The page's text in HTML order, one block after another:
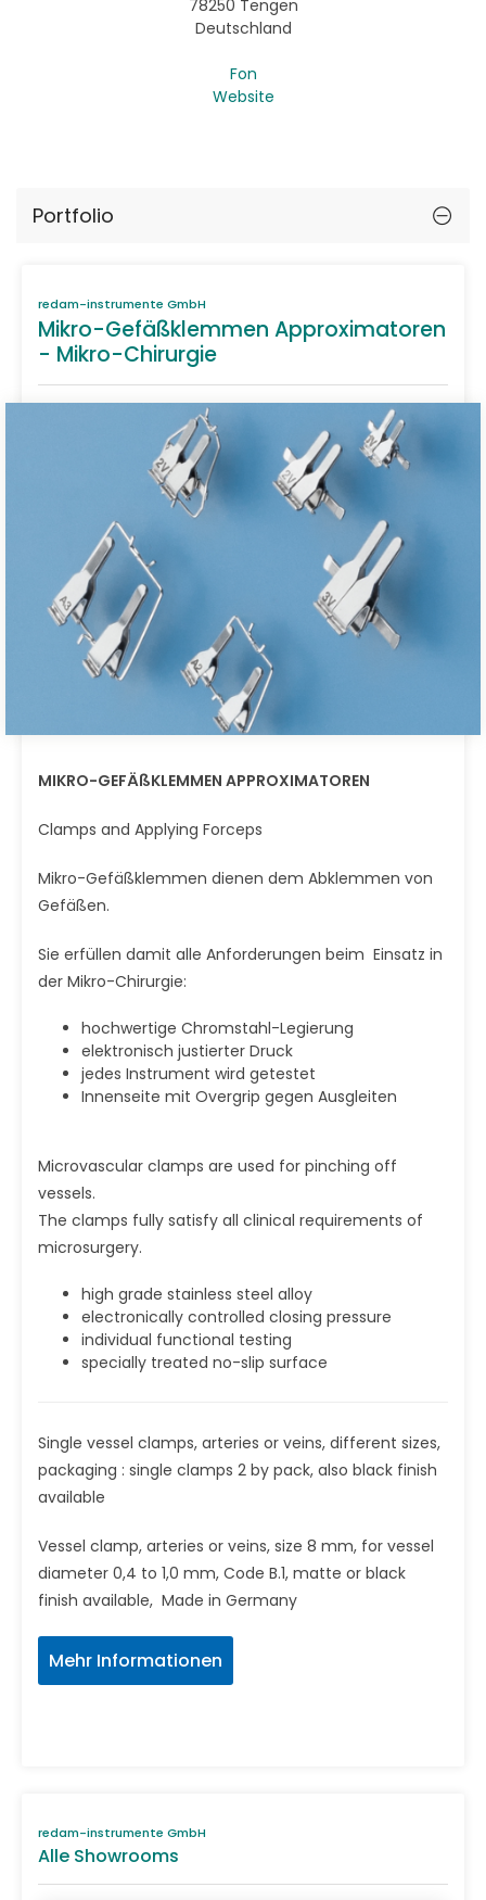
78250 Tengen
Deutschland
Fon
Website
Portfolio
redam-instrumente GmbH
Mikro-Gefäßklemmen Approximatoren
- Mikro-Chirurgie
MIKRO-GEFÄßKLEMMEN APPROXIMATOREN
Clamps and Applying Forceps
Mikro-Gefäßklemmen dienen dem Abklemmen von
Gefäßen.
Sie erfüllen damit alle Anforderungen beim Einsatz in
der Mikro-Chirurgie:
hochwertige Chromstahl-Legierung
elektronisch justierter Druck
jedes Instrument wird getestet
Innenseite mit Overgrip gegen Ausgleiten
Microvascular clamps are used for pinching off
vessels.
The clamps fully satisfy all clinical requirements of
microsurgery.
high grade stainless steel alloy
electronically controlled closing pressure
individual functional testing
specially treated no-slip surface
Single vessel clamps, arteries or veins, different sizes,
packaging : single clamps 2 by pack, also black finish
available
Vessel clamp, arteries or veins, size 8 mm, for vessel
diameter 0,4 to 1,0 mm, Code B.1, matte or black
finish available, Made in Germany
Mehr Informationen
redam-instrumente GmbH
Alle Showrooms